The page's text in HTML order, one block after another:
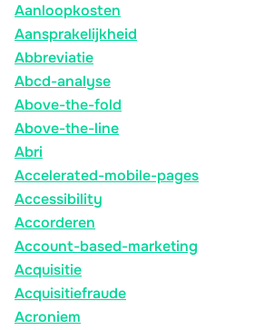
Aanloopkosten
Aansprakelijkheid
Abbreviatie
Abcd-analyse
Above-the-fold
Above-the-line
Abri
Accelerated-mobile-pages
Accessibility
Accorderen
Account-based-marketing
Acquisitie
Acquisitiefraude
Acroniem